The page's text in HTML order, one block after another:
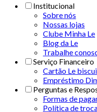
Institucional
Sobre nós
Nossas lojas
Clube Minha Le
Blog da Le
Trabalhe
Serviço Financeiro
Cartão Le
Empréstimo
Perguntas e
Formas de
Política de